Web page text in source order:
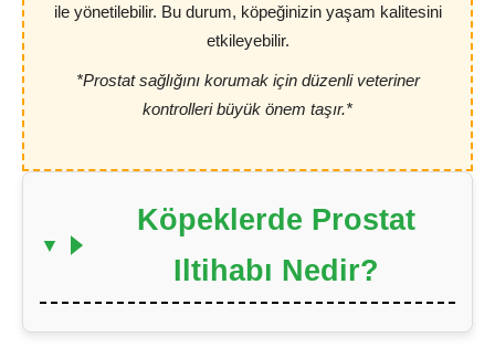
ile yönetilebilir. Bu durum, köpeğinizin yaşam kalitesini
etkileyebilir.
*Prostat sağlığını korumak için düzenli veteriner
kontrolleri büyük önem taşır.*
Köpeklerde Prostat
Iltihabı Nedir?